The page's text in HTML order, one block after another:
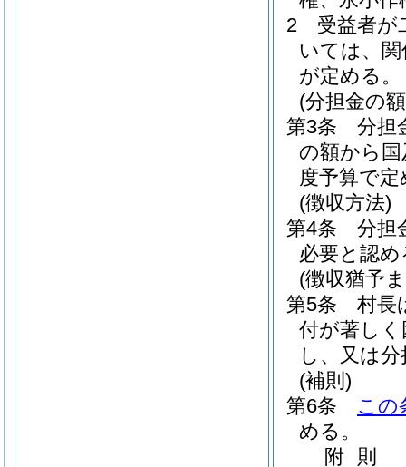
2
受益者が
いては、
が定める。
(分担金の
第3条
分担
の額から
度予算で
(徴収方法)
第4条
分担
必要と認
(徴収猶予
第5条
村長
付が著し
し、又は
(補則)
第6条
この
める。
附 則